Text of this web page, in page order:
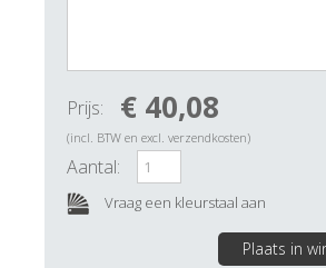
Plaats in
Prijs: € 40,08
(incl. BTW en excl. verzendkosten)
Aantal:
Vraag een kleurstaal aan